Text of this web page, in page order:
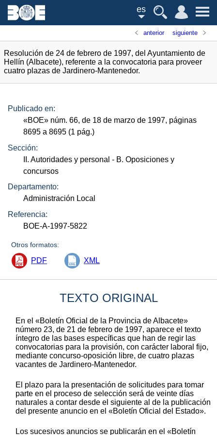
es
anterior siguiente
Resolución de 24 de febrero de 1997, del Ayuntamiento de
Hellín (Albacete), referente a la convocatoria para proveer
cuatro plazas de Jardinero-Mantenedor.
Publicado en:
«BOE» núm. 66, de 18 de marzo de 1997, páginas
8695 a 8695 (1 pág.)
Sección:
II. Autoridades y personal - B. Oposiciones y
concursos
Departamento:
Administración Local
Referencia:
BOE-A-1997-5822
Otros formatos:
PDF XML
TEXTO ORIGINAL
En el «Boletín Oficial de la Provincia de Albacete»
número 23, de 21 de febrero de 1997, aparece el texto
íntegro de las bases específicas que han de regir las
convocatorias para la provisión, con carácter laboral fijo,
mediante concurso-oposición libre, de cuatro plazas
vacantes de Jardinero-Mantenedor.
El plazo para la presentación de solicitudes para tomar
parte en el proceso de selección será de veinte días
naturales a contar desde el siguiente al de la publicación
del presente anuncio en el «Boletín Oficial del Estado».
Los sucesivos anuncios se publicarán en el «Boletín